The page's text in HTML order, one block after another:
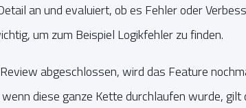
an und evaluiert, ob es Fehler oder
um zum Beispiel Logikfehler zu finden.
abgeschlossen, wird das Feature
diese ganze Kette durchlaufen wurde,